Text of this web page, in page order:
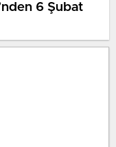
6 Şubat